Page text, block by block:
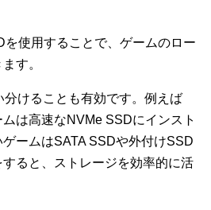
使用することで、ゲームのロー
す。
分けることも有効です。例えば
ムは高速なNVMe SSDにインスト
ームはSATA SSDや外付けSSD
ると、ストレージを効率的に活